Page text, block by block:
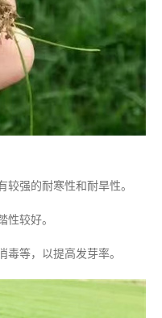
强的耐寒性和耐旱性。
较好。
等，以提高发芽率。